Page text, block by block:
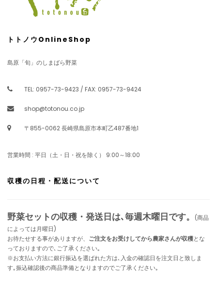
トトノウOnlineShop
島原「旬」のしまばら野菜
TEL: 0957-73-9423 / FAX: 0957-73-9424
shop@totonou.co.jp
〒855-0062 長崎県島原市本町乙487番地1
営業時間 : 平日（土・日・祝を除く） 9:00～18:00
収穫の日程・配送について
野菜セットの収穫・発送日は､毎週木曜日です。
(商品
によっては月曜日)
お待たせする事がありますが、 ご注文をお受けしてから農家さんが収穫とな
っておりますので､ご了承ください｡
※お支払い方法に銀行振込を選ばれた方は､入金の確認日を注文日と致しま
す｡振込確認後の商品準備となりますのでご了承ください｡